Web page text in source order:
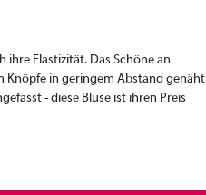
Elastizität. Das Schöne an
Knöpfe in geringem Abstand genäht
- diese Bluse ist ihren Preis